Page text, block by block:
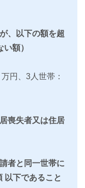
、以下の額を超
額）
円、3人世帯：
喪失者又は住居
者と同一世帯に
以下であること